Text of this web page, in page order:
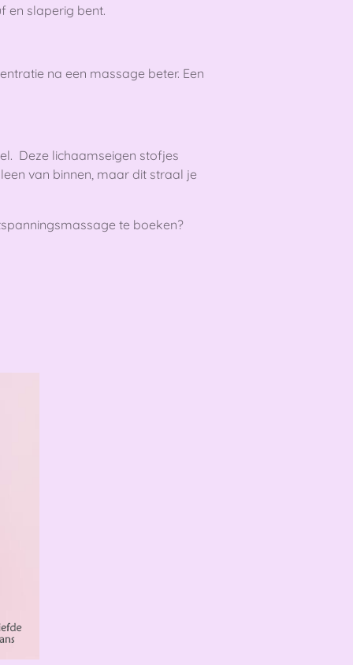
en slaperig bent.
na een massage beter. Een
Deze lichaamseigen stofjes
van binnen, maar dit straal je
te boeken?